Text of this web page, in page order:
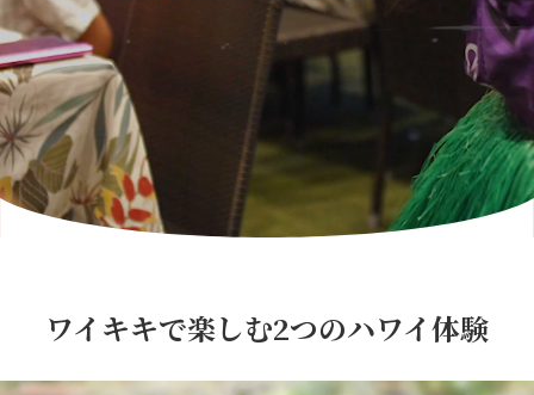
ルアウディナー付きパッケージ
ワイキキルアウ
ワイキキルアウについて
ワイキキルアウ（ブッフェディナー）
ロイヤルハワイアンシアターのレンタル
ワイキキで楽しむ2つのハワイ体験